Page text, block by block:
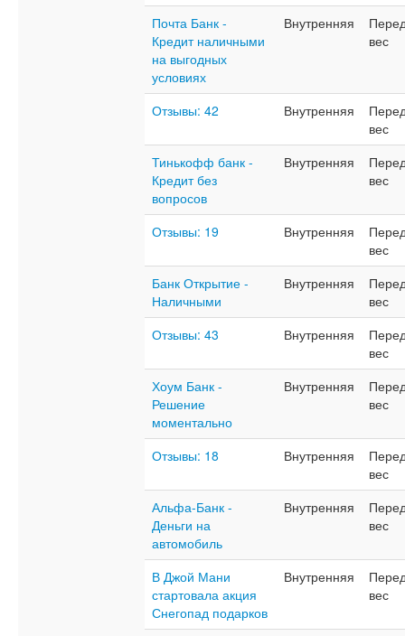
Почта Банк -
Кредит наличными
на выгодных
условиях
Внутренняя
вес
Отзывы: 42 Внутренняя
вес
Тинькофф банк -
Кредит без
вопросов
Внутренняя
вес
Отзывы: 19 Внутренняя
вес
Банк Открытие -
Наличными
Внутренняя
вес
Отзывы: 43
Внутренняя
вес
Хоум Банк -
Решение
моментально
Внутренняя
вес
Отзывы: 18 Внутренняя
вес
Альфа-Банк -
Деньги на
автомобиль
Внутренняя
вес
В Джой Мани
стартовала акция
Снегопад подарков
Внутренняя
вес